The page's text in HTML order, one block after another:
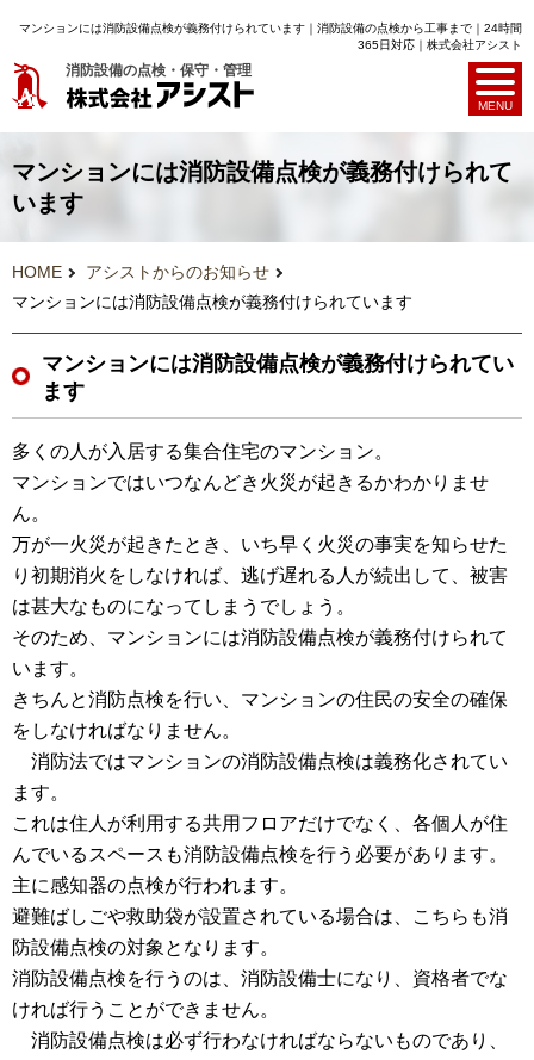
マンションには消防設備点検が義務付けられています｜消防設備の点検から工事まで｜24時間
365日対応｜株式会社アシスト
消防設備の点検・保守・管理
MENU
マンションには消防設備点検が義務付けられて
います
HOME
アシストからのお知らせ
マンションには消防設備点検が義務付けられています
マンションには消防設備点検が義務付けられてい
ます
多くの人が入居する集合住宅のマンション。
マンションではいつなんどき火災が起きるかわかりませ
ん。
万が一火災が起きたとき、いち早く火災の事実を知らせた
り初期消火をしなければ、逃げ遅れる人が続出して、被害
は甚大なものになってしまうでしょう。
そのため、マンションには消防設備点検が義務付けられて
います。
きちんと消防点検を行い、マンションの住民の安全の確保
をしなければなりません。
消防法ではマンションの消防設備点検は義務化されてい
ます。
これは住人が利用する共用フロアだけでなく、各個人が住
んでいるスペースも消防設備点検を行う必要があります。
主に感知器の点検が行われます。
避難ばしごや救助袋が設置されている場合は、こちらも消
防設備点検の対象となります。
消防設備点検を行うのは、消防設備士になり、資格者でな
ければ行うことができません。
消防設備点検は必ず行わなければならないものであり、